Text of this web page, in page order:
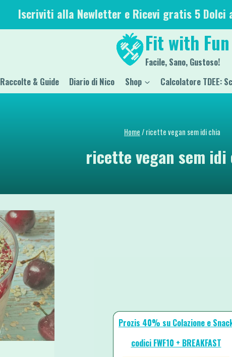
Iscriviti alla Newletter e Ricevi gratis 5 Dolci
Fit with Fun
Facile, Sano, Gustoso!
Raccolte & Guide Diario di Nico Shop Calcolatore TDEE:
Home/ricette vegan sem idi chia
ricette vegan sem idi
Prozis 40% su Colazione e
codici FWF10 + BREAKFAST